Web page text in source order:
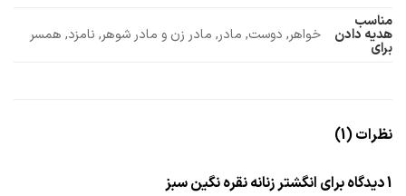
مناسب
هدیه دادن
برای
خواهر, دوست, مادر, مادر زن و مادر شوهر, نامزد, همسر
نظرات (1)
1 دیدگاه برای انگشتر زنانه نقره نگین سبز